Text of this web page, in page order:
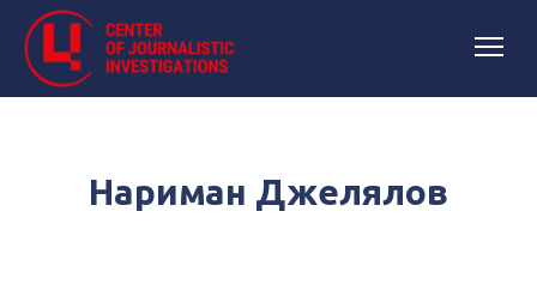
Нариман Джелялов